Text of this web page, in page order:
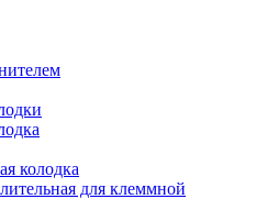
колодка
для клеммной